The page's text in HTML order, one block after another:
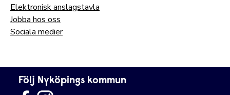
Elektronisk anslagstavla
Jobba hos oss
Sociala medier
Följ Nyköpings kommun